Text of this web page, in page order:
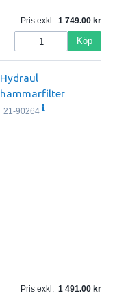
Pris exkl. 1 749.00
Köp
Hydraul
hammarfilter
21-90264
Pris exkl. 1 491.00